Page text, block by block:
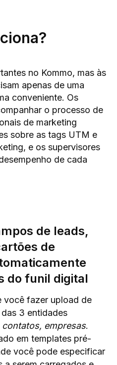
no Kommo, mas às
apenas de uma
conveniente. Os
o processo de
de marketing
sobre as tags UTM e
e os supervisores
de cada
de leads,
de
do funil digital
você fazer upload de
3 entidades
contatos, empresas.
em templates pré-
você pode especificar